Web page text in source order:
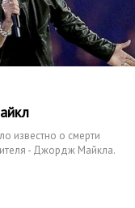
известно о смерти
- Джордж Майкла.